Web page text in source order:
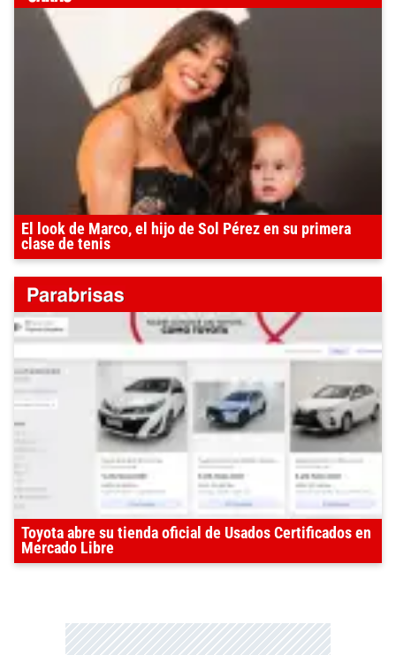
El look de Marco, el hijo de Sol Pérez en su primera
clase de tenis
Toyota abre su tienda oficial de Usados Certificados en
Mercado Libre